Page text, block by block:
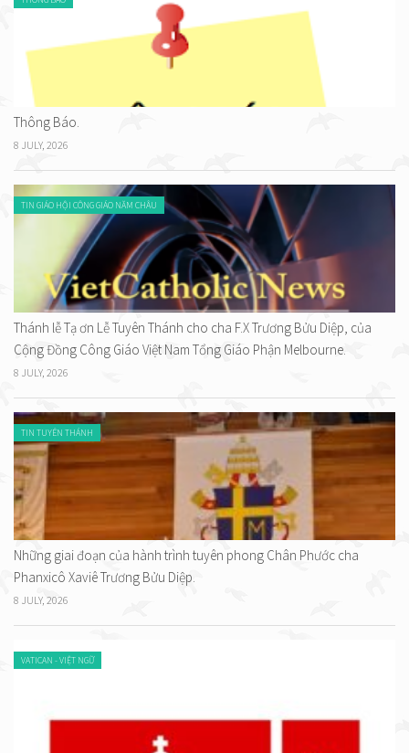
Thông Báo.
8 JULY, 2026
TIN GIÁO HỘI CÔNG GIÁO NĂM CHÂU
Thánh lễ Tạ ơn Lễ Tuyên Thánh cho cha F.X Trương Bửu Diệp, của
Cộng Đồng Công Giáo Việt Nam Tổng Giáo Phận Melbourne.
8 JULY, 2026
TIN TUYÊN THÁNH
Những giai đoạn của hành trình tuyên phong Chân Phước cha
Phanxicô Xaviê Trương Bửu Diệp.
8 JULY, 2026
VATICAN - VIỆT NGỮ